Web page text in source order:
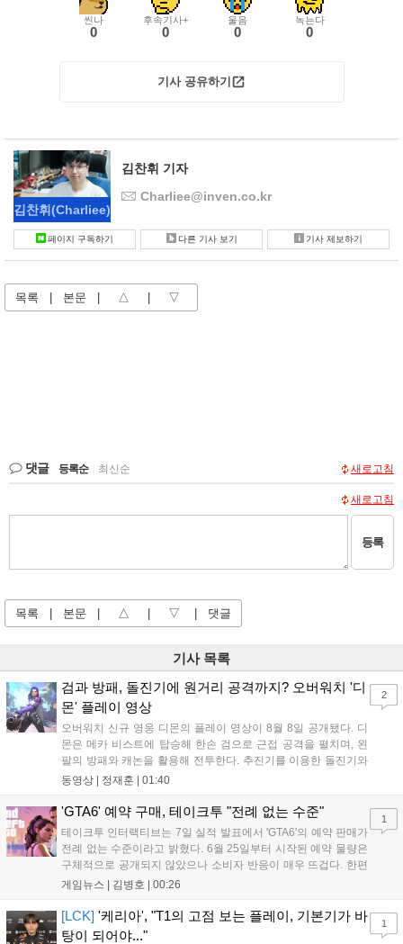
씬나
0
후속기사+
0
울음
0
녹는다
0
기사 공유하기
김찬휘(Charliee)
김찬휘 기자
Charliee@inven.co.kr
페이지 구독하기 다른 기사 보기 기사 제보하기
목록 | 본문 | △ | ▽
댓글 등록순 최신순 새로고침
새로고침
등록
목록 | 본문 | △ | ▽ | 댓글
기사 목록
검과 방패, 돌진기에 원거리 공격까지? 오버워치 '디
몬' 플레이 영상
오버워치 신규 영웅 디몬의 플레이 영상이 8월 8일 공개됐다. 디
몬은 메카 비스트에 탑승해 한손 검으로 근접 공격을 펼치며, 왼
팔의 방패와 캐논을 활용해 전투한다. 추진기를 이용한 돌진기와
참격 형태의 궁극기를 보유했고, 메카 파괴 시 맨몸으로 기관총을
산의 영웅들 업데이트를 통해 정식 출시될 예정이다....
동영상 | 정재훈 | 01:40
2
'GTA6' 예약 구매, 테이크투 "전례 없는 수준"
테이크투 인터랙티브는 7일 실적 발표에서 'GTA6'의 예약 판매가
전례 없는 수준이라고 밝혔다. 6월 25일부터 시작된 예약 물량은
구체적으로 공개되지 않았으나 소비자 반응이 매우 뜨겁다. 한편
11월 19일 PS5와 Xbox 시리즈 X|S로 정식 출시될 예정이며, 록
상 'Grand Theft Auto VI: An Extended Look'을 최초 공개할 계획
이다....
게임뉴스 | 김병호 | 00:26
1
[LCK] '케리아', "T1의 고점 보는 플레이, 기본기가 바
탕이 되어야..."
1